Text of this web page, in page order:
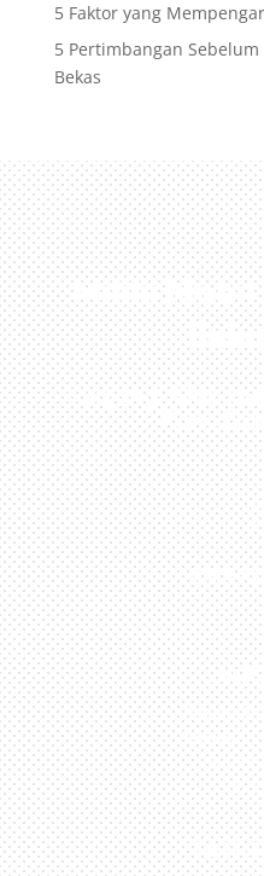
5 Faktor yang
5 Pertimbangan
Bekas
Miliki Mobil
Kunjungi Atau
Kami Di
0813-
Taman
No.27,